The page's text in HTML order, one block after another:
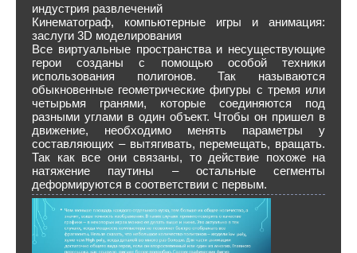
индустрия развлечений
Кинематограф, компьютерные игры и анимация:
заслуги 3D моделирования
Все виртуальные пространства и несуществующие
герои созданы с помощью особой техники
использования полигонов. Так называются
обыкновенные геометрические фигуры с тремя или
четырьмя гранями, которые соединяются под
разными углами в один объект. Чтобы он пришел в
движение, необходимо менять параметры у
составляющих – вытягивать, перемещать, вращать.
Так как все они связаны, то действие похоже на
натяжение паутины – остальные сегменты
деформируются в соответствии с первым.